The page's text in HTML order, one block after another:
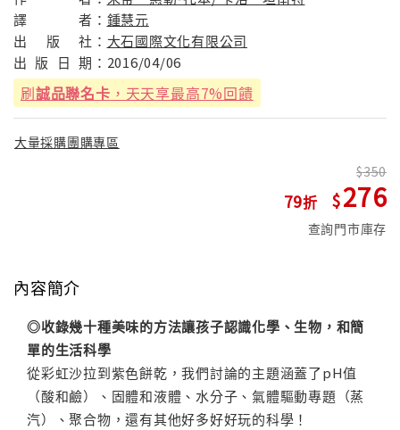
譯
者： 鍾慧元
出
版 社： 大石國際文化有限公司
出 版 日 期： 2016/04/06
刷誠品聯名卡 ，天天享最高7%回饋
大量採購團購專區
79
350
276
查詢門市庫存
內容簡介
◎收錄幾十種美味的方法讓孩子認識化學、生物，和簡
單的生活科學
從彩虹沙拉到紫色餅乾，我們討論的主題涵蓋了pH值
（酸和鹼）、固體和液體、水分子、氣體驅動專題（蒸
汽）、聚合物，還有其他好多好好玩的科學！